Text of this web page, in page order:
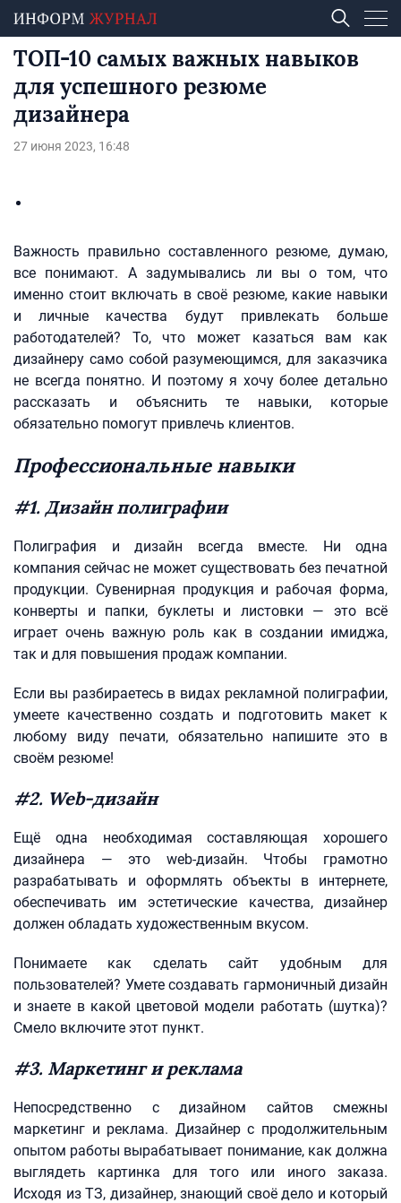
ТОП-10 самых важных навыков
для успешного резюме
дизайнера
27 июня 2023, 16:48
Важность правильно составленного резюме, думаю,
все понимают. А задумывались ли вы о том, что
именно стоит включать в своё резюме, какие навыки
и личные качества будут привлекать больше
работодателей? То, что может казаться вам как
дизайнеру само собой разумеющимся, для заказчика
не всегда понятно. И поэтому я хочу более детально
рассказать и объяснить те навыки, которые
обязательно помогут привлечь клиентов.
Профессиональные навыки
#1. Дизайн полиграфии
Полиграфия и дизайн всегда вместе. Ни одна
компания сейчас не может существовать без печатной
продукции. Сувенирная продукция и рабочая форма,
конверты и папки, буклеты и листовки — это всё
играет очень важную роль как в создании имиджа,
так и для повышения продаж компании.
Если вы разбираетесь в видах рекламной полиграфии,
умеете качественно создать и подготовить макет к
любому виду печати, обязательно напишите это в
своём резюме!
#2. Web-дизайн
Ещё одна необходимая составляющая хорошего
дизайнера — это web-дизайн. Чтобы грамотно
разрабатывать и оформлять объекты в интернете,
обеспечивать им эстетические качества, дизайнер
должен обладать художественным вкусом.
Понимаете как сделать сайт удобным для
пользователей? Умете создавать гармоничный дизайн
и знаете в какой цветовой модели работать (шутка)?
Смело включите этот пункт.
#3. Маркетинг и реклама
Непосредственно с дизайном сайтов смежны
маркетинг и реклама. Дизайнер с продолжительным
опытом работы вырабатывает понимание, как должна
выглядеть картинка для того или иного заказа.
Исходя из ТЗ, дизайнер, знающий своё дело и который